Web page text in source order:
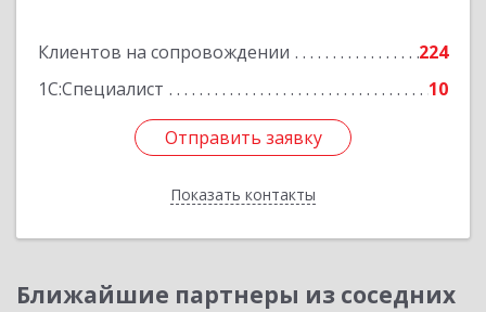
Клиентов на сопровождении
224
1С:Специалист
10
Отправить заявку
Показать контакты
Подробнее
Отправить заявку
Назад
Ближайшие партнеры из соседних